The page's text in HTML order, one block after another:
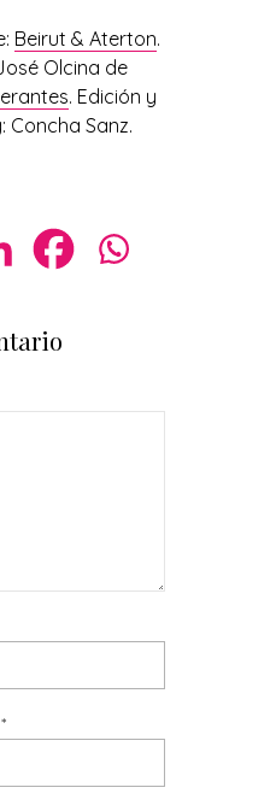
Beirut & Aterton.
Olcina de
. Edición y
Concha Sanz.
*